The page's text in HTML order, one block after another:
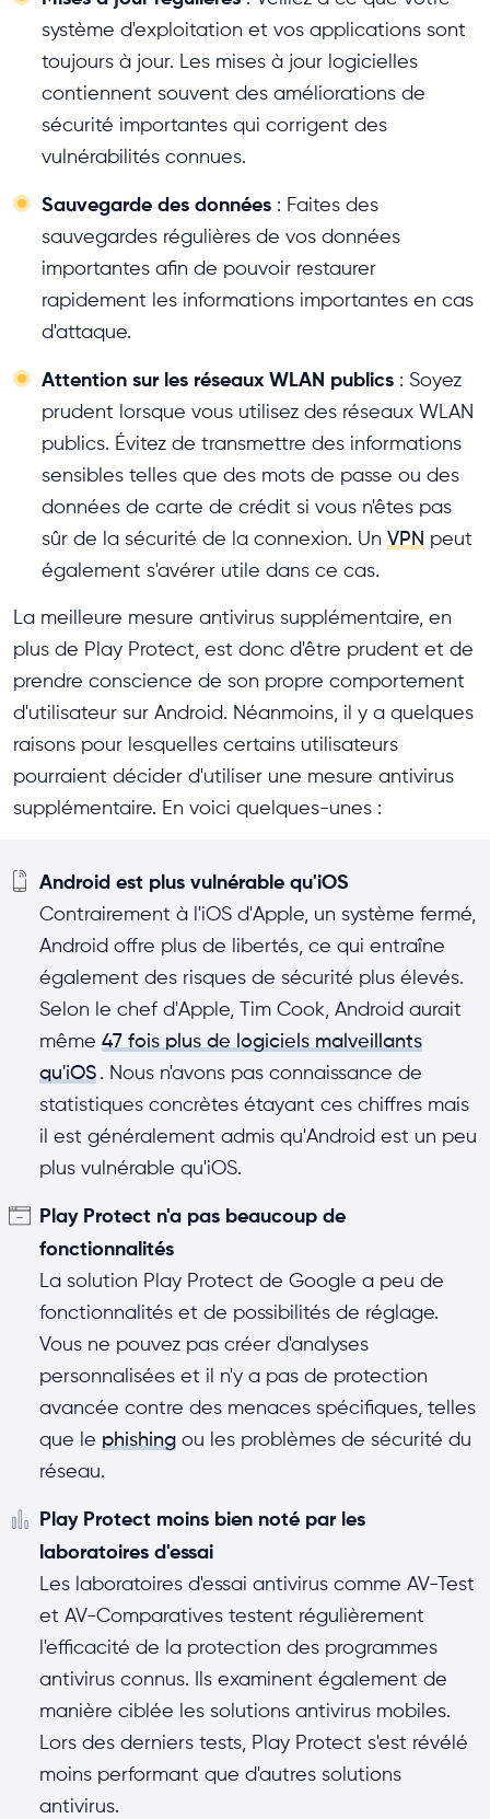
système d'exploitation et vos applications sont
toujours à jour. Les mises à jour logicielles
contiennent souvent des améliorations de
sécurité importantes qui corrigent des
vulnérabilités connues.
Sauvegarde des données : Faites des
sauvegardes régulières de vos données
importantes afin de pouvoir restaurer
rapidement les informations importantes en cas
d'attaque.
Attention sur les réseaux WLAN publics : Soyez
prudent lorsque vous utilisez des réseaux WLAN
publics. Évitez de transmettre des informations
sensibles telles que des mots de passe ou des
données de carte de crédit si vous n'êtes pas
sûr de la sécurité de la connexion. Un VPN peut
également s'avérer utile dans ce cas.
La meilleure mesure antivirus supplémentaire, en
plus de Play Protect, est donc d'être prudent et de
prendre conscience de son propre comportement
d'utilisateur sur Android. Néanmoins, il y a quelques
raisons pour lesquelles certains utilisateurs
pourraient décider d'utiliser une mesure antivirus
supplémentaire. En voici quelques-unes :
Android est plus vulnérable qu'iOS
Contrairement à l'iOS d'Apple, un système fermé,
Android offre plus de libertés, ce qui entraîne
également des risques de sécurité plus élevés.
Selon le chef d'Apple, Tim Cook, Android aurait
même 47 fois plus de logiciels malveillants
qu'iOS . Nous n'avons pas connaissance de
statistiques concrètes étayant ces chiffres mais
il est généralement admis qu'Android est un peu
plus vulnérable qu'iOS.
Play Protect n'a pas beaucoup de
fonctionnalités
La solution Play Protect de Google a peu de
fonctionnalités et de possibilités de réglage.
Vous ne pouvez pas créer d'analyses
personnalisées et il n'y a pas de protection
avancée contre des menaces spécifiques, telles
que le phishing ou les problèmes de sécurité du
réseau.
Play Protect moins bien noté par les
laboratoires d'essai
Les laboratoires d'essai antivirus comme AV-Test
et AV-Comparatives testent régulièrement
l'efficacité de la protection des programmes
antivirus connus. Ils examinent également de
manière ciblée les solutions antivirus mobiles.
Lors des derniers tests, Play Protect s'est révélé
moins performant que d'autres solutions
antivirus.